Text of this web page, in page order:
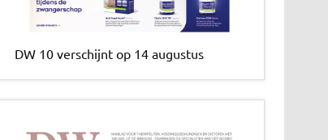
DW 10 verschijnt op 14 augustus